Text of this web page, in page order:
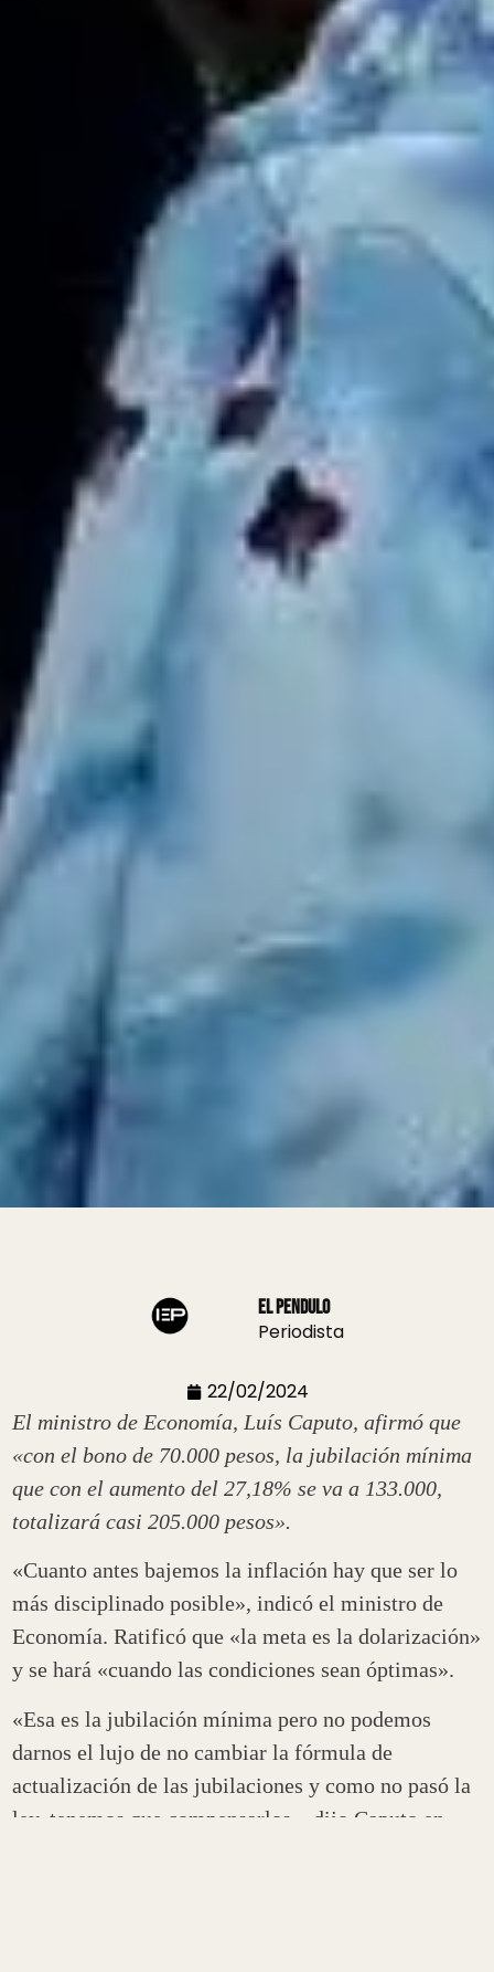
El Pendulo
Periodista
22/02/2024
El ministro de Economía, Luís Caputo, afirmó que
«con el bono de 70.000 pesos, la jubilación mínima
que con el aumento del 27,18% se va a 133.000,
totalizará casi 205.000 pesos».
«Cuanto antes bajemos la inflación hay que ser lo
más disciplinado posible», indicó el ministro de
Economía. Ratificó que «la meta es la dolarización»
y se hará «cuando las condiciones sean óptimas».
«Esa es la jubilación mínima pero no podemos
darnos el lujo de no cambiar la fórmula de
actualización de las jubilaciones y como no pasó la
ley, tenemos que compensarlos», dijo Caputo en